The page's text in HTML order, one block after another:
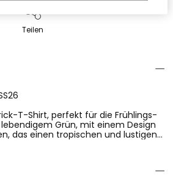
Teilen
T-Shirt, perfekt für die Frühlings-
Grün, mit einem Design
das einen tropischen und lustigen
weich und atmungsaktiv, ideal, um
Erhältlich in Größen von 2 bis 14
Tragen Bequemlichkeit. Dank
es sich leicht mit Shorts oder